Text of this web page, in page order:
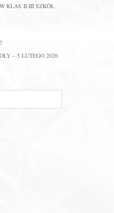
KLAS II-III SZKÓŁ
– 5 LUTEGO 2026